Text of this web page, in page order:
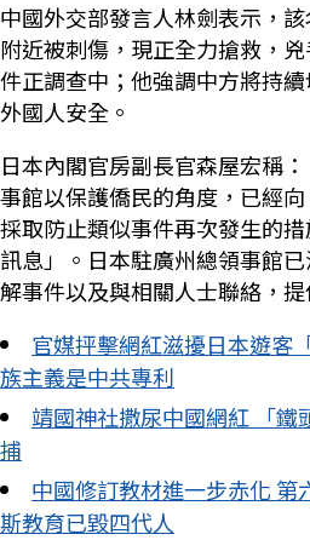
中國外交部發言人林劍表示，
附近被刺傷，現正全力搶救，
件正調查中；他強調中方將持
外國人安全。
日本內閣官房副長官森屋宏稱
事館以保護僑民的角度，已經
採取防止類似事件再次發生的
訊息」。日本駐廣州總領事館
解事件以及與相關人士聯絡，提
官媒抨擊網紅滋擾日本遊客
族主義是中共專利
靖國神社撒尿中國網紅 「鐵
捕
中國修訂教材進一步赤化 第
斯教育已毀四代人